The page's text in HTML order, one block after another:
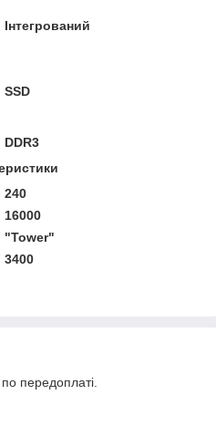
Інтегрований
SSD
DDR3
240
16000
"Tower"
3400
передоплаті.